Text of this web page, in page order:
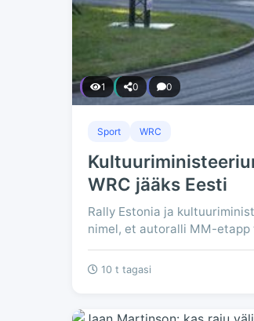
1 0 0
Sport WRC
WRC jääks Eesti
Rally Estonia ja
nimel, et autoralli MM-etapp
10 t tagasi